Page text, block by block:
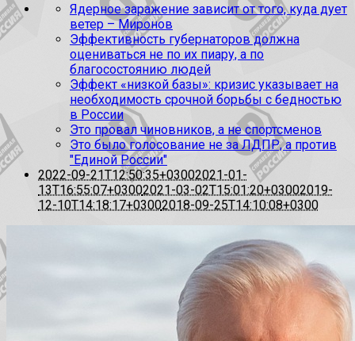
Ядерное заражение зависит от того, куда дует
ветер – Миронов
Эффективность губернаторов должна
оцениваться не по их пиару, а по
благосостоянию людей
Эффект «низкой базы»: кризис указывает на
необходимость срочной борьбы с бедностью
в России
Это провал чиновников, а не спортсменов
Это было голосование не за ЛДПР, а против
"Единой России"
2022-09-21T12:50:35+03002021-01-
13T16:55:07+03002021-03-02T15:01:20+03002019-
12-10T14:18:17+03002018-09-25T14:10:08+0300